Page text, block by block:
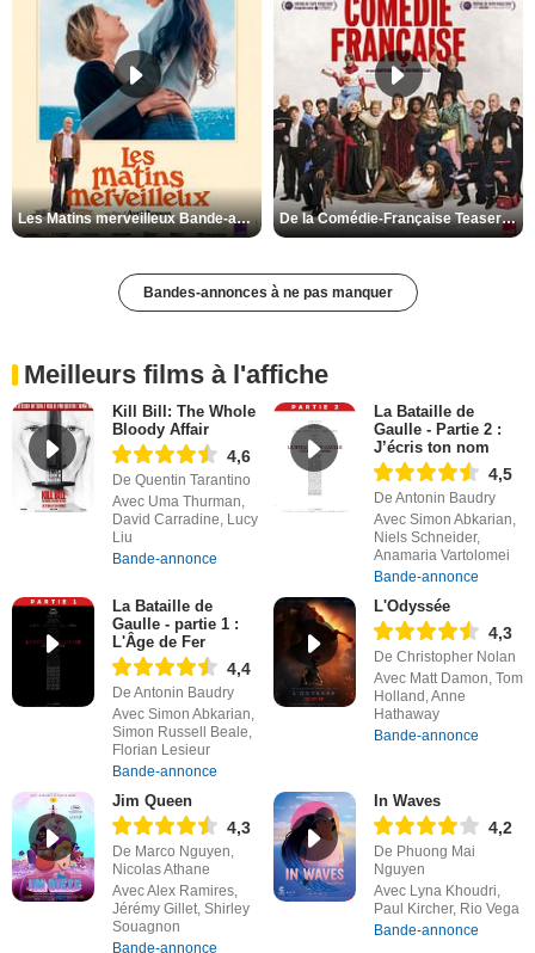
Les Matins merveilleux Bande-annonce VF De la Comédie-Française Teaser VF
Bandes-annonces à ne pas manquer
Meilleurs films à l'affiche
Kill Bill: The Whole
Bloody Affair
4,6
De Quentin Tarantino
Avec Uma Thurman,
David Carradine, Lucy
Liu
Bande-annonce
La Bataille de
Gaulle - Partie 2 :
J’écris ton nom
4,5
De Antonin Baudry
Avec Simon Abkarian,
Niels Schneider,
Anamaria Vartolomei
Bande-annonce
La Bataille de
Gaulle - partie 1 :
L'Âge de Fer
4,4
De Antonin Baudry
Avec Simon Abkarian,
Simon Russell Beale,
Florian Lesieur
Bande-annonce
L'Odyssée
4,3
De Christopher Nolan
Avec Matt Damon, Tom
Holland, Anne
Hathaway
Bande-annonce
Jim Queen
4,3
De Marco Nguyen,
Nicolas Athane
Avec Alex Ramires,
Jérémy Gillet, Shirley
Souagnon
Bande-annonce
In Waves
4,2
De Phuong Mai
Nguyen
Avec Lyna Khoudri,
Paul Kircher, Rio Vega
Bande-annonce